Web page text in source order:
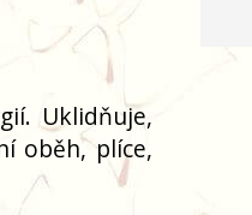
Uklidňuje,
oběh, plíce,